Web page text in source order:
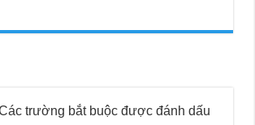
trường bắt buộc được đánh dấu